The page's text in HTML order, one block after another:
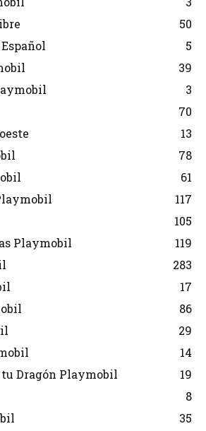
50
5
39
3
70
13
78
61
117
105
Playmobil
119
283
17
86
29
14
Dragón Playmobil
19
8
35